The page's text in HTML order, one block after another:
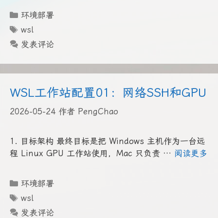
分
环境部署
标
签
wsl
发表评论
WSL工作站配置01：网络SSH和GPU
2026-05-24 作者 PengChao
1. 目标架构 最终目标是把 Windows 主机作为一台远
程 Linux GPU 工作站使用，Mac 只负责 … 阅读更多
分
环境部署
标
签
wsl
发表评论